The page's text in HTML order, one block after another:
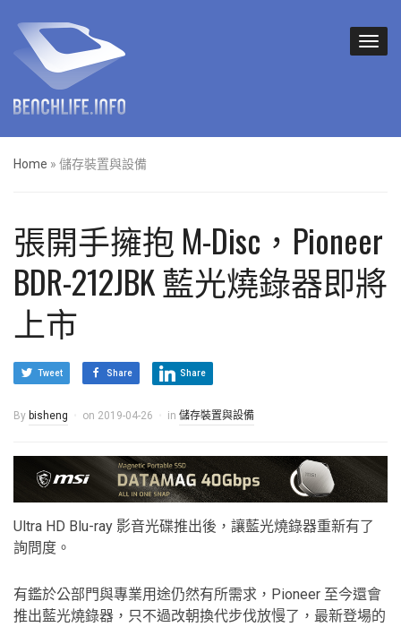
Home » 儲存裝置與設備
張開手擁抱 M-Disc，Pioneer
BDR-212JBK 藍光燒錄器即將
上市
Tweet Share Share
By bisheng on 2019-04-26 in 儲存裝置與設備
Ultra HD Blu-ray 影音光碟推出後，讓藍光燒錄器重新有了
詢問度。
有鑑於公部門與專業用途仍然有所需求，Pioneer 至今還會
推出藍光燒錄器，只不過改朝換代步伐放慢了，最新登場的